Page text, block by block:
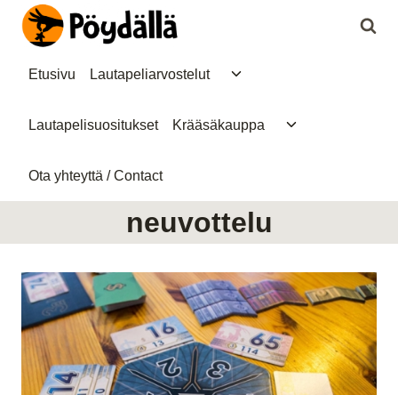
Siirry
sisältöön
Etusivu Lautapeliarvostelut
Lautapelisuositukset Krääsäkauppa
Ota yhteyttä / Contact
neuvottelu